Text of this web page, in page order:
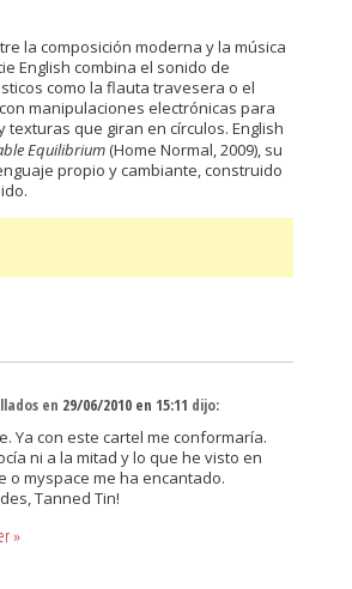
la composición moderna y la música
English combina el sonido de
como la flauta travesera o el
manipulaciones electrónicas para
texturas que giran en círculos. English
Equilibrium (Home Normal, 2009), su
propio y cambiante, construido
en 29/06/2010 en 15:11 dijo:
Ya con este cartel me conformaría.
ni a la mitad y lo que he visto en
o myspace me ha encantado.
Tanned Tin!
»